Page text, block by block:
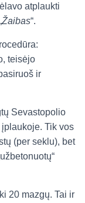
atplaukti
Žaibas“.
teisėjo
ir
Sevastopolio
Tik vos
(per seklu), bet
20 mazgų. Tai ir